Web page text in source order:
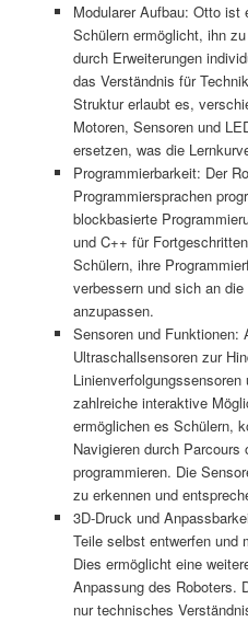
Modularer Aufbau: Otto ist
Schülern ermöglicht, ihn
durch Erweiterungen
das Verständnis für
Struktur erlaubt es,
Motoren, Sensoren und
ersetzen, was die
Programmierbarkeit: Der
Programmiersprachen
blockbasierte
und C++ für
Schülern, ihre
verbessern und sich an
anzupassen.
Sensoren und Funktionen:
Ultraschallsensoren zur
zahlreiche interaktive
ermöglichen es Schülern,
Navigieren durch
programmieren. Die
zu erkennen und
3D-Druck und
Teile selbst entwerfen und
Dies ermöglicht eine
Anpassung des Roboters.
nur technisches